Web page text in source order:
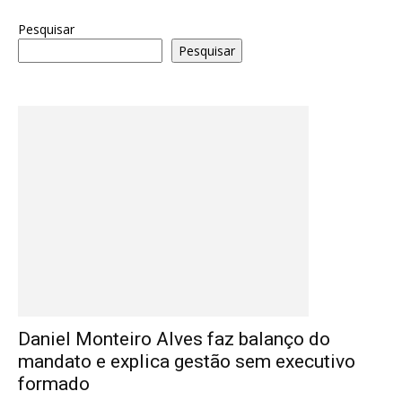
Pesquisar
Pesquisar
Daniel Monteiro Alves faz balanço do
mandato e explica gestão sem executivo
formado